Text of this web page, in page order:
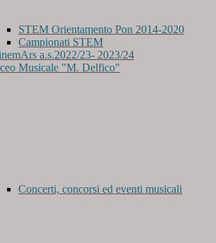
STEM Orientamento Pon 2014-2020
Campionati STEM
a.s.2022/23- 2023/24
Musicale "M. Delfico"
Concerti, concorsi ed eventi musicali